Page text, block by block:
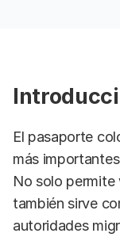
El pasaporte
más
No solo permite
también sirve
autoridades